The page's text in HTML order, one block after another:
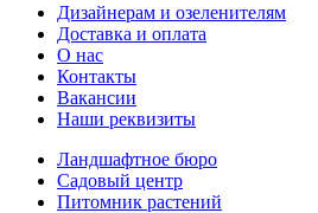
Дизайнерам и озеленителям
Доставка и оплата
О нас
Контакты
Вакансии
Наши реквизиты
Ландшафтное бюро
Садовый центр
Питомник растений